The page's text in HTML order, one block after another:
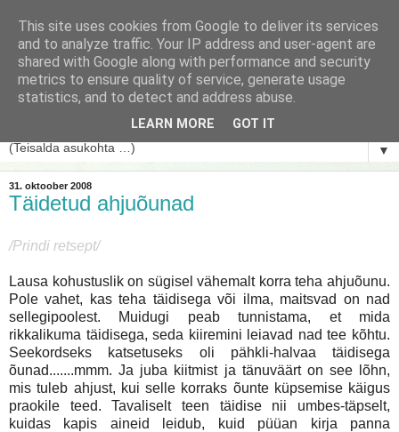
▼
31. oktoober 2008
Täidetud ahjuõunad
/Prindi retsept/
Lausa kohustuslik on sügisel vähemalt korra teha ahjuõunu.
Pole vahet, kas teha täidisega või ilma, maitsvad on nad
sellegipoolest. Muidugi peab tunnistama, et mida
rikkalikuma täidisega, seda kiiremini leiavad nad tee kõhtu.
Seekordseks katsetuseks oli pähkli-halvaa täidisega
õunad.......mmm. Ja juba kiitmist ja tänuväärt on see lõhn,
mis tuleb ahjust, kui selle korraks õunte küpsemise käigus
praokile teed. Tavaliselt teen täidise nii umbes-täpselt,
kuidas kapis aineid leidub, kuid püüan kirja panna
This site uses cookies from Google to deliver its services
and to analyze traffic. Your IP address and user-agent are
shared with Google along with performance and security
metrics to ensure quality of service, generate usage
statistics, and to detect and address abuse.
LEARN MORE GOT IT